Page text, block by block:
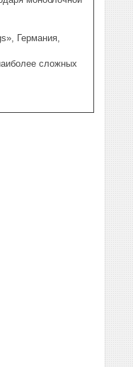
Германия,
сложных